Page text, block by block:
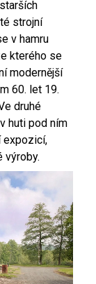
strojní
v hamru
kterého se
modernější
60. let 19.
druhé
huti pod ním
expozicí,
výroby.